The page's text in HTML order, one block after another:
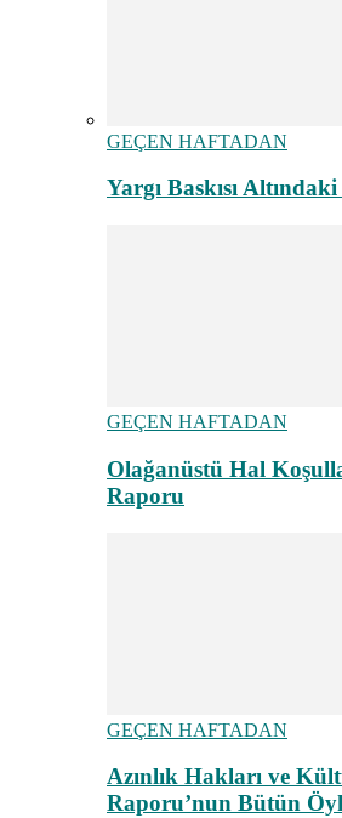
GEÇEN HAFTADAN
Yargı Baskısı
GEÇEN HAFTADAN
Olağanüstü Hal
Raporu
GEÇEN HAFTADAN
Azınlık Hakları ve
Raporu’nun Bütün